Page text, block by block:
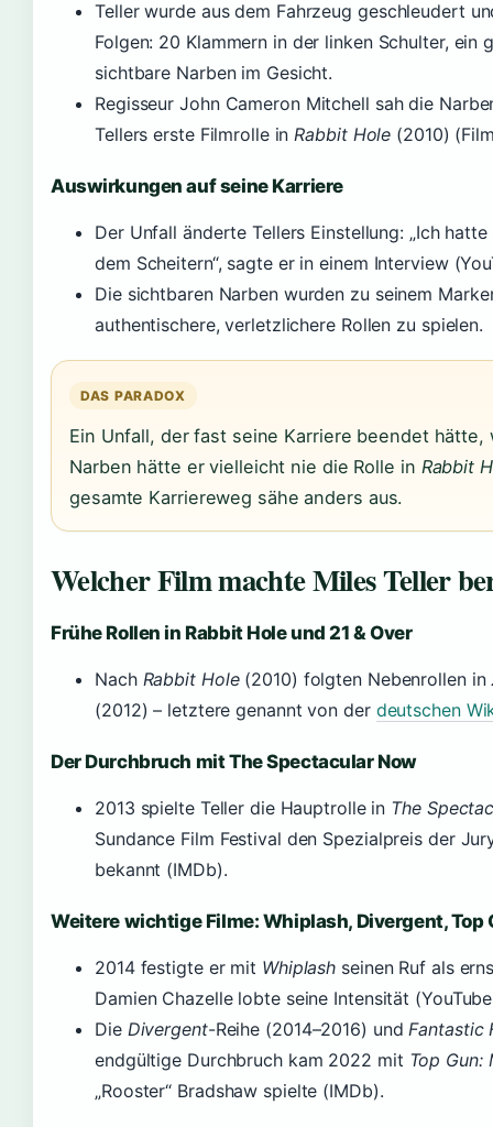
Teller wurde aus dem Fahrzeug geschleudert
Folgen: 20 Klammern in der linken Schulter, ein
sichtbare Narben im Gesicht.
Regisseur John Cameron Mitchell sah die
Tellers erste Filmrolle inRabbit Hole (2010)
Auswirkungen auf seine Karriere
Der Unfall änderte Tellers Einstellung: „Ich
dem Scheitern“, sagte er in einem Interview
Die sichtbaren Narben wurden zu seinem
authentischere, verletzlichere Rollen zu spielen.
DAS PARADOX
Ein Unfall, der fast seine Karriere beendet hätte,
Narben hätte er vielleicht nie die Rolle in Rabbit
gesamte Karriereweg sähe anders aus.
Welcher Film machte Miles Teller
Frühe Rollen in Rabbit Hole und 21 & Over
Nach Rabbit Hole(2010) folgten Nebenrollen in
(2012) – letztere genannt von der deutschen
Der Durchbruch mit The Spectacular Now
2013 spielte Teller die Hauptrolle in The
Sundance Film Festival den Spezialpreis der
bekannt (IMDb).
Weitere wichtige Filme: Whiplash, Divergent, Top
2014 festigte er mit Whiplash seinen Ruf als
Damien Chazelle lobte seine Intensität
Die Divergent-Reihe (2014–2016) undFantastic
endgültige Durchbruch kam 2022 mit Top Gun:
„Rooster“ Bradshaw spielte (IMDb).